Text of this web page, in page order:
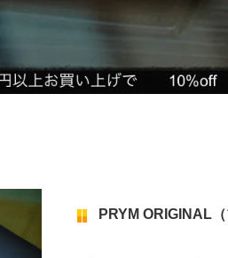
PRYM ORIGINAL